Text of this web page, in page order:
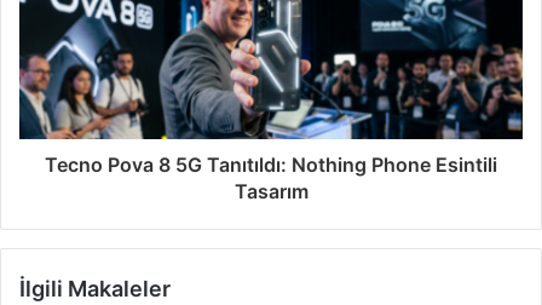
Tecno Pova 8 5G Tanıtıldı: Nothing Phone Esintili
Tasarım
İlgili Makaleler